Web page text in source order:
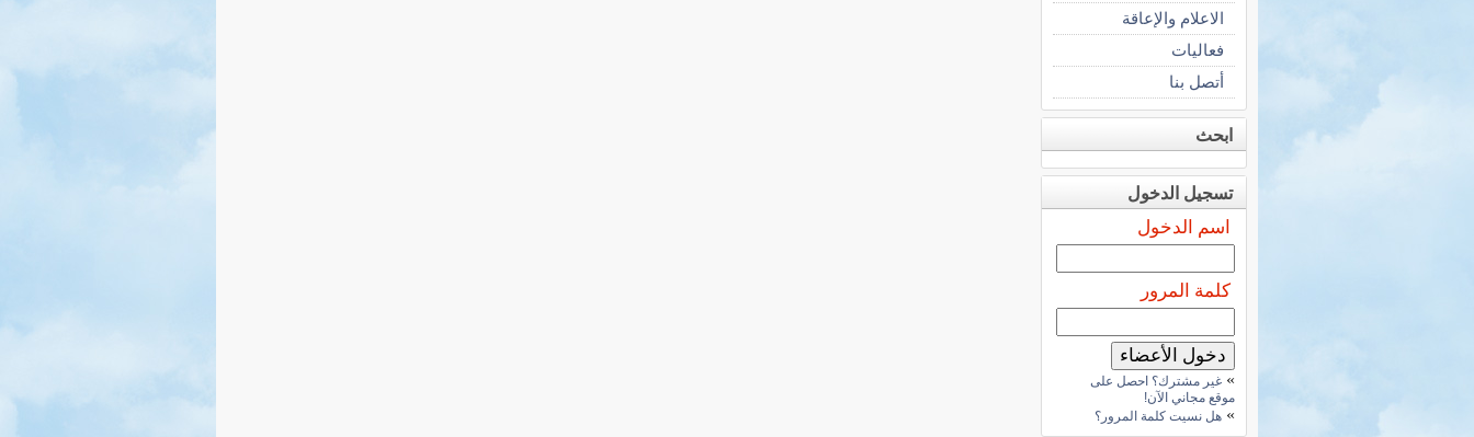
الاعلام والإعاقة
فعاليات
أتصل بنا
ابحث
تسجيل الدخول
اسم الدخول
كلمة المرور
» غير مشترك؟ احصل على
موقع مجاني الآن!
» هل نسيت كلمة المرور؟